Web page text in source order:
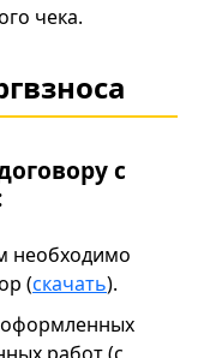
чека.
с
необходимо
(скачать).